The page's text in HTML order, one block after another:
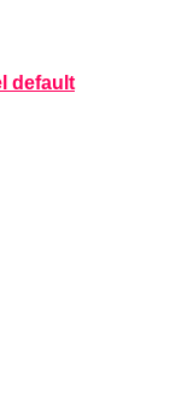
default